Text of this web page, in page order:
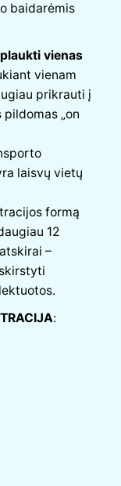
baidarėmis
vienas
vienam
prikrauti į
„on
laisvų vietų
formą
12
–
: